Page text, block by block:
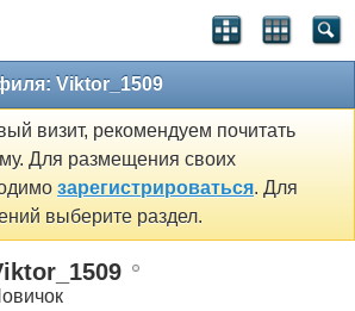
Viktor_1509
визит, рекомендуем почитать
Для размещения своих
зарегистрироваться. Для
выберите раздел.